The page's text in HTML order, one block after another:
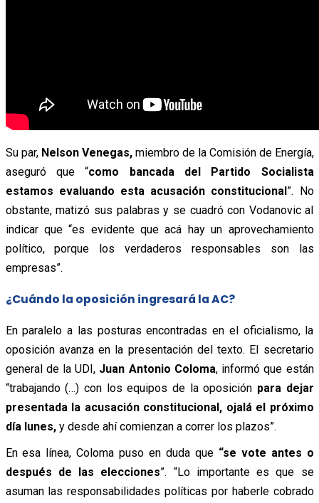
Su par, Nelson Venegas,miembro de la Comisión de Energía,
aseguró que “como bancada del Partido Socialista
estamos evaluando esta acusación constitucional”. No
obstante, matizó sus palabras y se cuadró con Vodanovic al
indicar que “es evidente que acá hay un aprovechamiento
político, porque los verdaderos responsables son las
empresas”.
¿Cuándo la oposición ingresará la AC?
En paralelo a las posturas encontradas en el oficialismo, la
oposición avanza en la presentación del texto. El secretario
general de la UDI, Juan Antonio Coloma, informó que están
“trabajando (…) con los equipos de la oposición para dejar
presentada la acusación constitucional, ojalá el próximo
día lunes,y desde ahí comienzan a correr los plazos”.
En esa línea, Coloma puso en duda que “se vote antes o
después de las elecciones”. “Lo importante es que se
asuman las responsabilidades políticas por haberle cobrado